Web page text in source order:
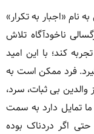
نام «اجبار به تکرار»
ناخودآگاه تلاش
کند؛ با این امید
فرد ممکن است به
بی ثبات، سرد،
تمایل دارد به سمت
حتی اگر دردناک بوده